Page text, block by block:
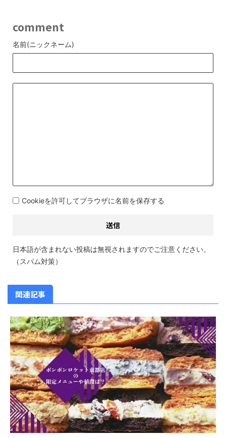
comment
名前(ニックネーム)
Cookieを許可してブラウザに名前を保存する
日本語が含まれない投稿は無視されますのでご注意ください。
（スパム対策）
関連記事